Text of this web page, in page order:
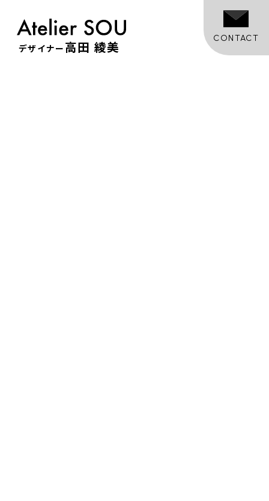
デザイナー 高田 綾美
CONTACT